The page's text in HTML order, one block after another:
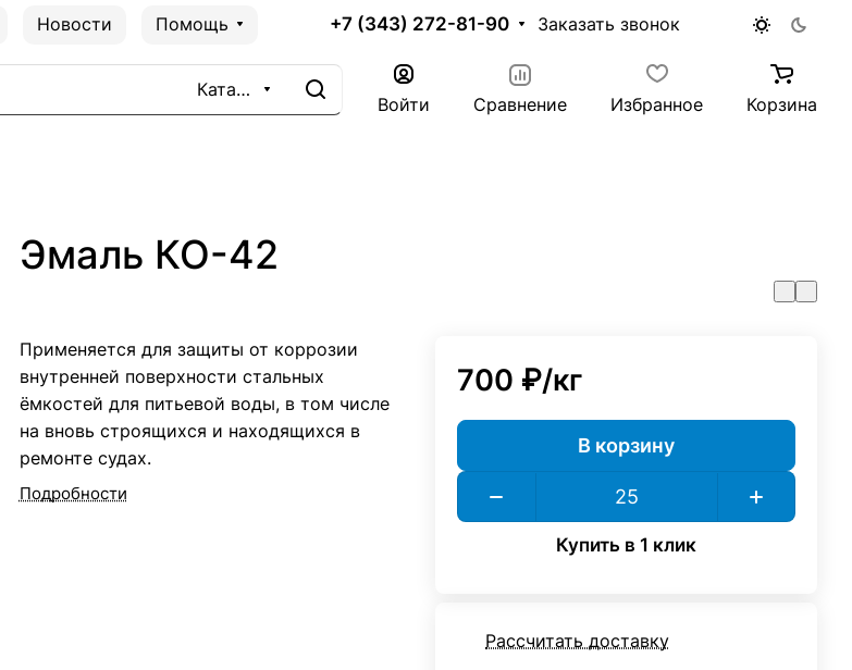
Новости Помощь +7 (343) 272-81-90 Заказать звонок
Каталог
Войти Сравнение Избранное Корзина
Эмаль КО-42
Применяется для защиты от коррозии
внутренней поверхности стальных
ёмкостей для питьевой воды, в том числе
на вновь строящихся и находящихся в
ремонте судах.
Подробности
700 ₽/кг
В корзину
Купить в 1 клик
Рассчитать доставку